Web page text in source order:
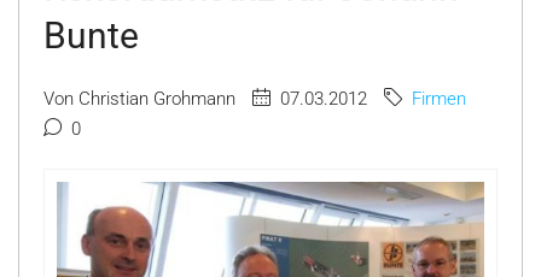
Bunte
Von Christian Grohmann 07.03.2012
Firmen
0